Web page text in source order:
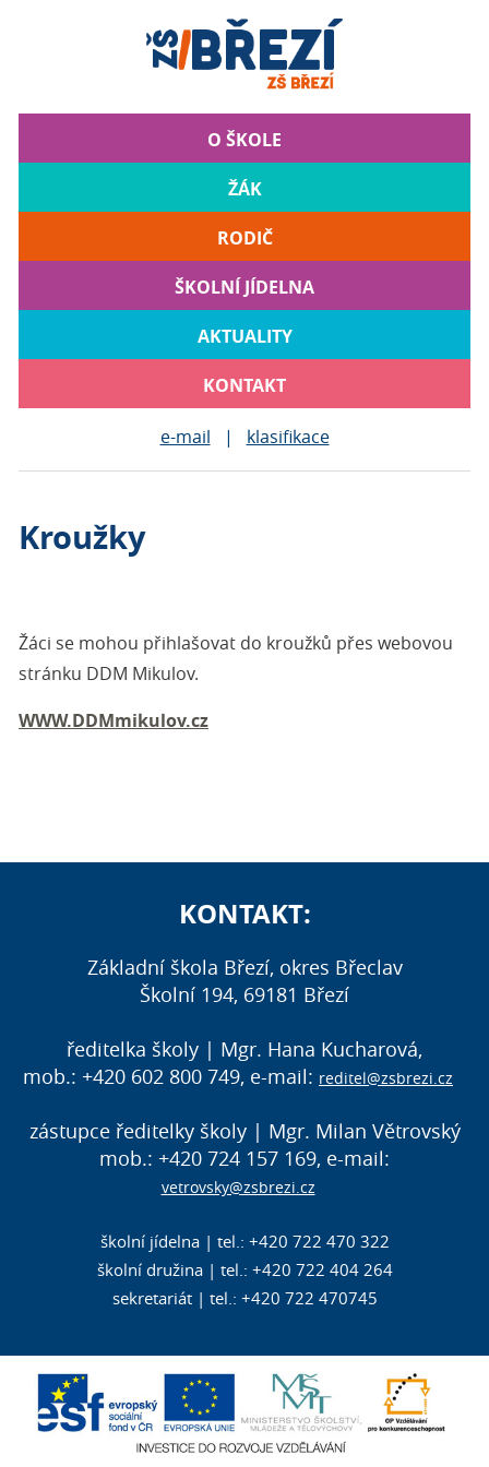
O ŠKOLE
ŽÁK
RODIČ
ŠKOLNÍ JÍDELNA
AKTUALITY
KONTAKT
e-mail | klasifikace
Kroužky
Žáci se mohou přihlašovat do kroužků přes webovou
stránku DDM Mikulov.
WWW.DDMmikulov.cz
KONTAKT:
Základní škola Březí, okres Břeclav
Školní 194, 69181 Březí
ředitelka školy | Mgr. Hana Kucharová,
mob.: +420 602 800 749, e-mail: reditel@zsbrezi.cz
zástupce ředitelky školy | Mgr. Milan Větrovský
mob.: +420 724 157 169, e-mail:
vetrovsky@zsbrezi.cz
školní jídelna | tel.: +420 722 470 322
školní družina | tel.: +420 722 404 264
sekretariát | tel.: +420 722 470745